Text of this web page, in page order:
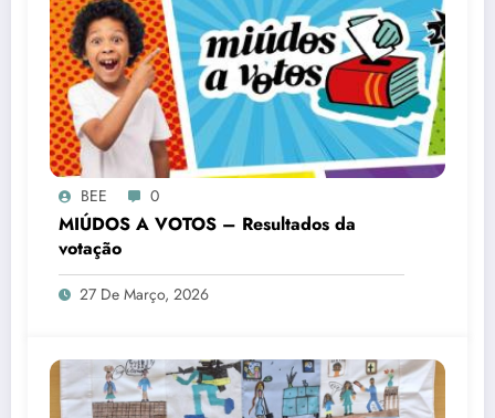
BEE 0
MIÚDOS A VOTOS – Resultados da
votação
27 De Março, 2026